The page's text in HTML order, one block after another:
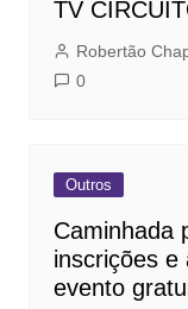
TV
Robertão
0
Outros
Caminhada
inscrições e
evento